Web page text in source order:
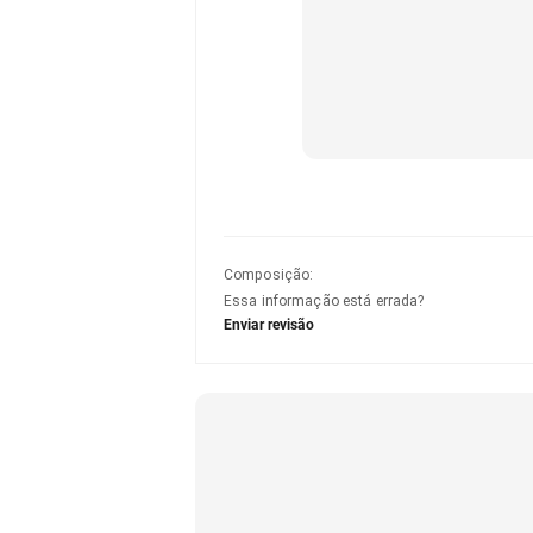
Composição:
Essa informação está errada?
Enviar revisão